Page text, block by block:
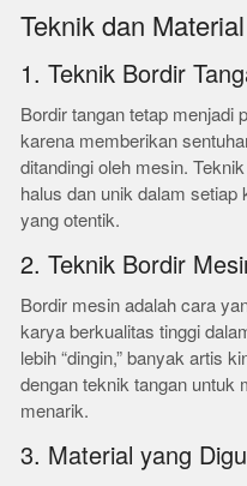
Teknik dan
1. Teknik Bordir
Bordir tangan tetap menjadi
karena memberikan
ditandingi oleh mesin.
halus dan unik dalam
yang otentik.
2. Teknik Bordir
Bordir mesin adalah cara
karya berkualitas tinggi
lebih “dingin,” banyak artis
dengan teknik tangan untuk
menarik.
3. Material yang